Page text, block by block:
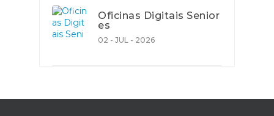
Oficinas Digitais Senior
es
02 - JUL - 2026